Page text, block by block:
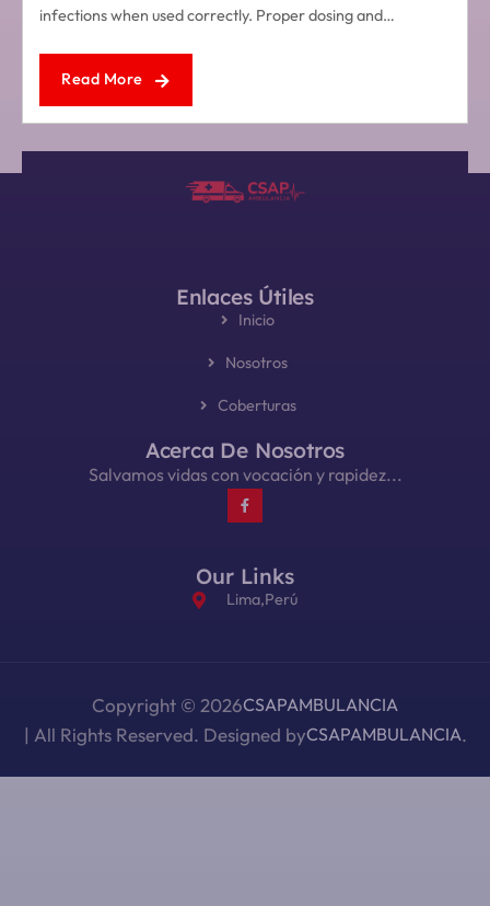
infections when used correctly. Proper dosing and…
Read More
Enlaces Útiles
Inicio
Nosotros
Coberturas
Acerca De Nosotros
Salvamos vidas con vocación y rapidez...
Our Links
Lima,Perú
Copyright © 2026CSAPAMBULANCIA
| All Rights Reserved. Designed byCSAPAMBULANCIA.